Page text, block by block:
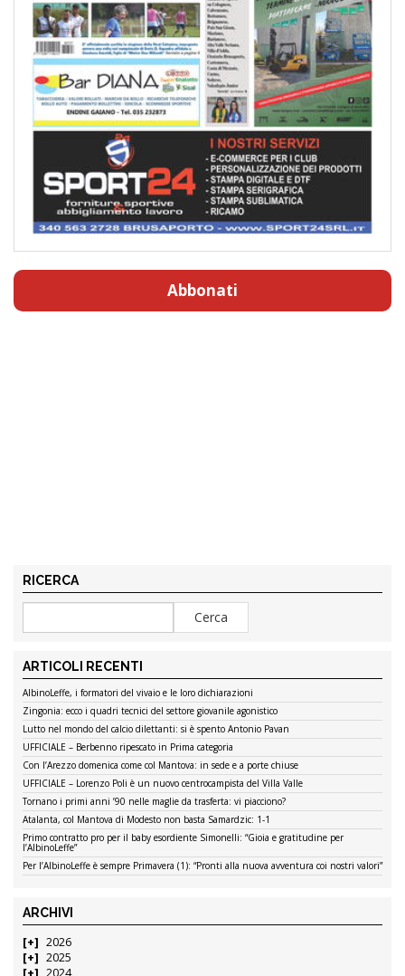
Abbonati
RICERCA
ARTICOLI RECENTI
AlbinoLeffe, i formatori del vivaio e le loro dichiarazioni
Zingonia: ecco i quadri tecnici del settore giovanile agonistico
Lutto nel mondo del calcio dilettanti: si è spento Antonio Pavan
UFFICIALE – Berbenno ripescato in Prima categoria
Con l’Arezzo domenica come col Mantova: in sede e a porte chiuse
UFFICIALE – Lorenzo Poli è un nuovo centrocampista del Villa Valle
Tornano i primi anni ’90 nelle maglie da trasferta: vi piacciono?
Atalanta, col Mantova di Modesto non basta Samardzic: 1-1
Primo contratto pro per il baby esordiente Simonelli: “Gioia e gratitudine per
l’AlbinoLeffe”
Per l’AlbinoLeffe è sempre Primavera (1): “Pronti alla nuova avventura coi nostri valori”
ARCHIVI
2026
2025
2024